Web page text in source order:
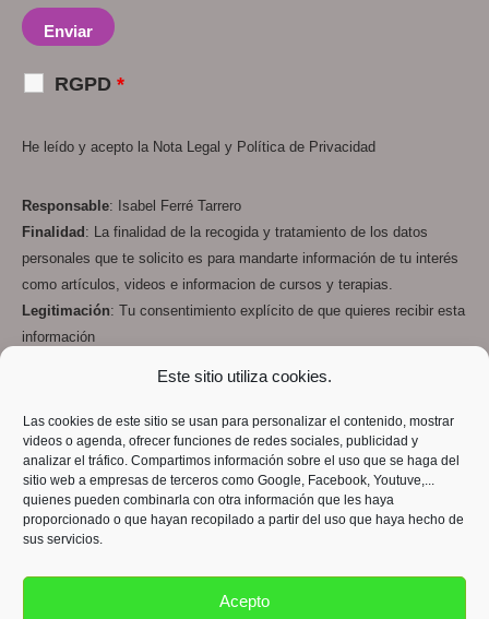
Este sitio utiliza cookies.
Las cookies de este sitio se usan para personalizar el contenido, mostrar
videos o agenda, ofrecer funciones de redes sociales, publicidad y
analizar el tráfico. Compartimos información sobre el uso que se haga del
sitio web a empresas de terceros como Google, Facebook, Youtuve,...
quienes pueden combinarla con otra información que les haya
proporcionado o que hayan recopilado a partir del uso que haya hecho de
sus servicios.
Acepto
RGPD *
He leído y acepto la Nota Legal y Política de Privacidad
Responsable: Isabel Ferré Tarrero
Finalidad : La finalidad de la recogida y tratamiento de los datos
personales que te solicito es para mandarte información de tu interés
como artículos, videos e informacion de cursos y terapias.
Legitimación: Tu consentimiento explícito de que quieres recibir esta
información
cumplen con la RGPD
Derechos: Podrás ejercer tus derechos de acceso, rectificación,
limitación y suprimir los datos en info@despiertatucamino.com así
como el derecho a presentar una reclamación ante una autoridad de
control.